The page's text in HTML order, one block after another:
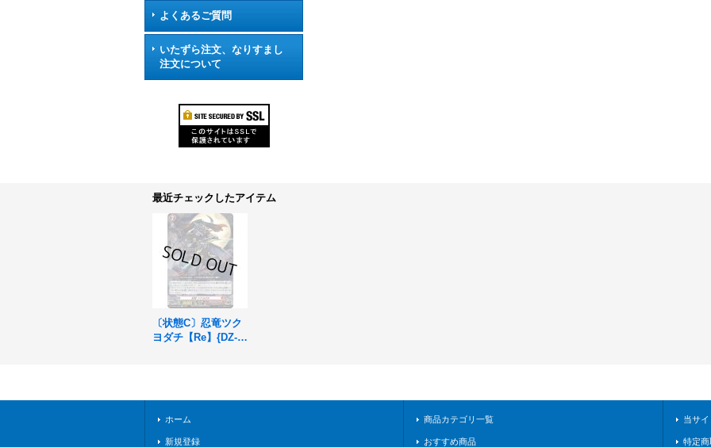
よくあるご質問
いたずら注文、なりすまし
注文について
最近チェックしたアイテム
〔状態C〕忍竜ツク
ヨダチ【Re】{DZ-S
ホーム
新規登録
商品カテゴリ一覧
おすすめ商品
当サ
特定